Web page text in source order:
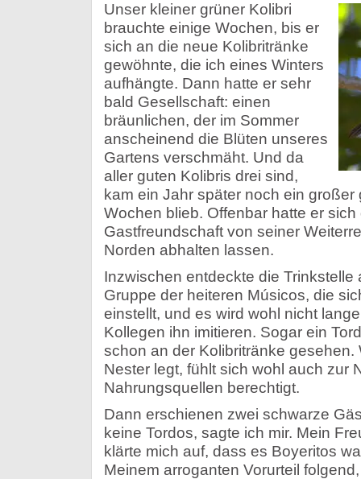
Unser kleiner grüner Kolibri
brauchte einige Wochen, bis er
sich an die neue Kolibritränke
gewöhnte, die ich eines Winters
aufhängte. Dann hatte er sehr
bald Gesellschaft: einen
bräunlichen, der im Sommer
anscheinend die Blüten unseres
Gartens verschmäht. Und da
aller guten Kolibris drei sind,
kam ein Jahr später noch ein
Wochen blieb. Offenbar hatte er
Gastfreundschaft von seiner
Norden abhalten lassen.
Inzwischen entdeckte die Trinkstelle
Gruppe der heiteren Músicos, die
einstellt, und es wird wohl nicht
Kollegen ihn imitieren. Sogar ein
schon an der Kolibritränke gesehen.
Nester legt, fühlt sich wohl auch zur
Nahrungsquellen berechtigt.
Dann erschienen zwei schwarze
keine Tordos, sagte ich mir. Mein
klärte mich auf, dass es Boyeritos
Meinem arroganten Vorurteil